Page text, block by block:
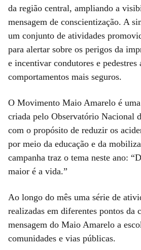
da região central, ampliando a
mensagem de conscientização. A
um conjunto de atividades
para alertar sobre os perigos da
e incentivar condutores e pedestres
comportamentos mais seguros.
O Movimento Maio Amarelo é
criada pelo Observatório Nacional
com o propósito de reduzir os
por meio da educação e da
campanha traz o tema neste ano:
maior é a vida.”
Ao longo do mês uma série de
realizadas em diferentes pontos da
mensagem do Maio Amarelo a
comunidades e vias públicas.